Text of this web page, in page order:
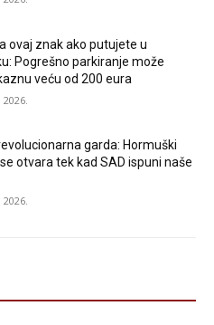
ovaj znak ako putujete u
Pogrešno parkiranje može
veću od 200 eura
garda: Hormuški
otvara tek kad SAD ispuni naše